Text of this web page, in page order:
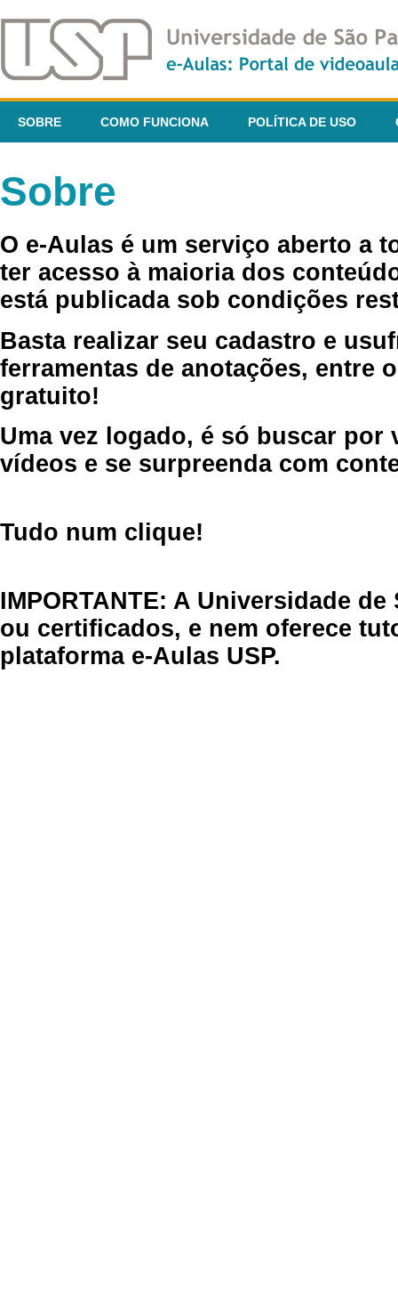
SOBRE COMO FUNCIONA POLÍTICA DE USO
Sobre
O e-Aulas é um serviço aberto a
ter acesso à maioria dos
está publicada sob condições
Basta realizar seu cadastro e
ferramentas de anotações, entre
gratuito!
Uma vez logado, é só buscar por
vídeos e se surpreenda com
Tudo num clique!
IMPORTANTE: A Universidade
ou certificados, e nem oferece
plataforma e-Aulas USP.